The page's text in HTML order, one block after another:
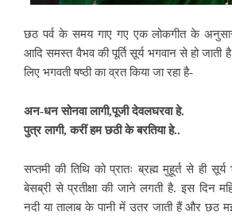
छठ पर्व के समय गाए गए एक लोकगीत के
आदि समस्त वैभव की पूर्ति सूर्य भगवान से होजाती
लिए भगवती षष्ठी का व्रत किया जा रहा है-
अन-धनसोनवा लागी,पूजी देवलघरवा हे.
पुत्र लागी,करीं हमछठी के बरतिया हे..
सप्तमी की तिथि को प्रातः ब्रह्म मुहूर्त से ही
बेसब्री से प्रतीक्षा की जाने लगती है. इस दिन
नदी या तालाब के पानी में उतर जाती हैंऔर छठ